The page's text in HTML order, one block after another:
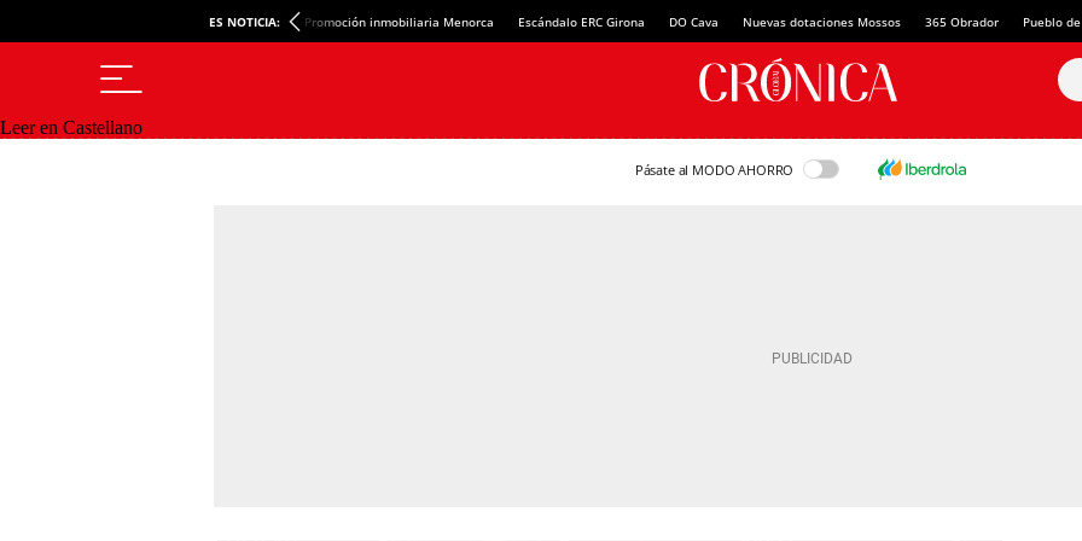
ES NOTICIA: Promoción inmobiliaria Menorca Escándalo ERC Girona DO Cava Nuevas dotaciones Mossos 365 Obrador Pueblo
Leer en Castellano
Pásate al MODO AHORRO